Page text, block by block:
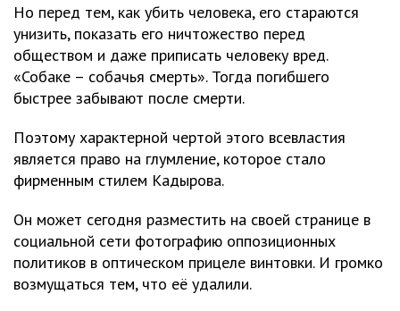
Но перед тем, как убить человека, его стараются
унизить, показать его ничтожество перед
обществом и даже приписать человеку вред.
«Собаке – собачья смерть». Тогда погибшего
быстрее забывают после смерти.
Поэтому характерной чертой этого всевластия
является право на глумление, которое стало
фирменным стилем Кадырова.
Он может сегодня разместить на своей странице в
социальной сети фотографию оппозиционных
политиков в оптическом прицеле винтовки. И громко
возмущаться тем, что её удалили.